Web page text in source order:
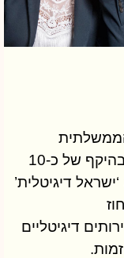
לפיתוח כלכלי במגזר הערבי בהיקף של כ-10
דיגיטלית’
דיגיטליים